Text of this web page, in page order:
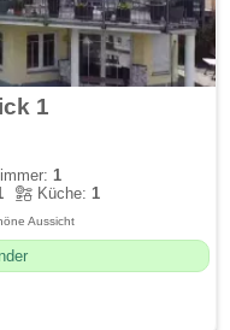
1
1
Küche:1
Aussicht